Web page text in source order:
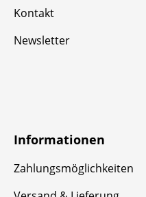
Kontakt
Newsletter
Informationen
Zahlungsmöglichkeiten